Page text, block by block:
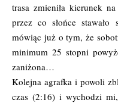
trasa zmieniła kierunek
przez co słońce
mówiąc już o tym, że
minimum 25 stopni
zaniżona…
Kolejna agrafka i powoli
czas (2:16) i wychodzi